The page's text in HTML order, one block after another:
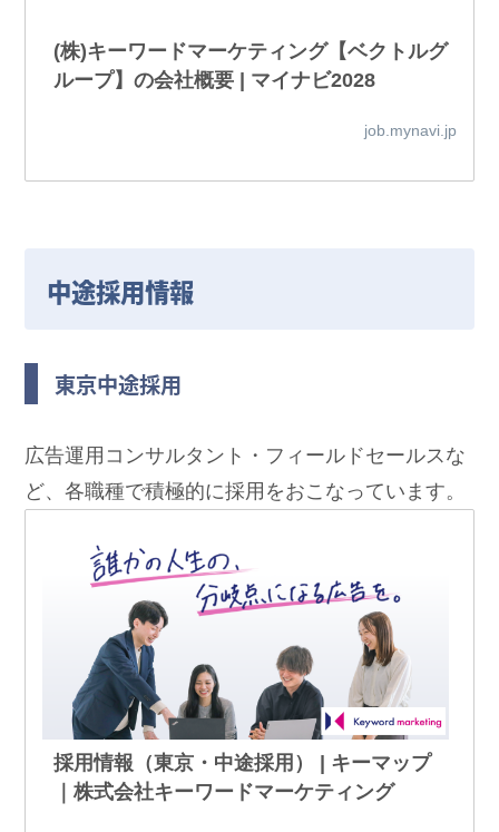
(株)キーワードマーケティング【ベクトルグ
ループ】の会社概要 | マイナビ2028
job.mynavi.jp
中途採用情報
東京中途採用
広告運用コンサルタント・フィールドセールスな
ど、各職種で積極的に採用をおこなっています。
採用情報（東京・中途採用） | キーマップ
｜株式会社キーワードマーケティング